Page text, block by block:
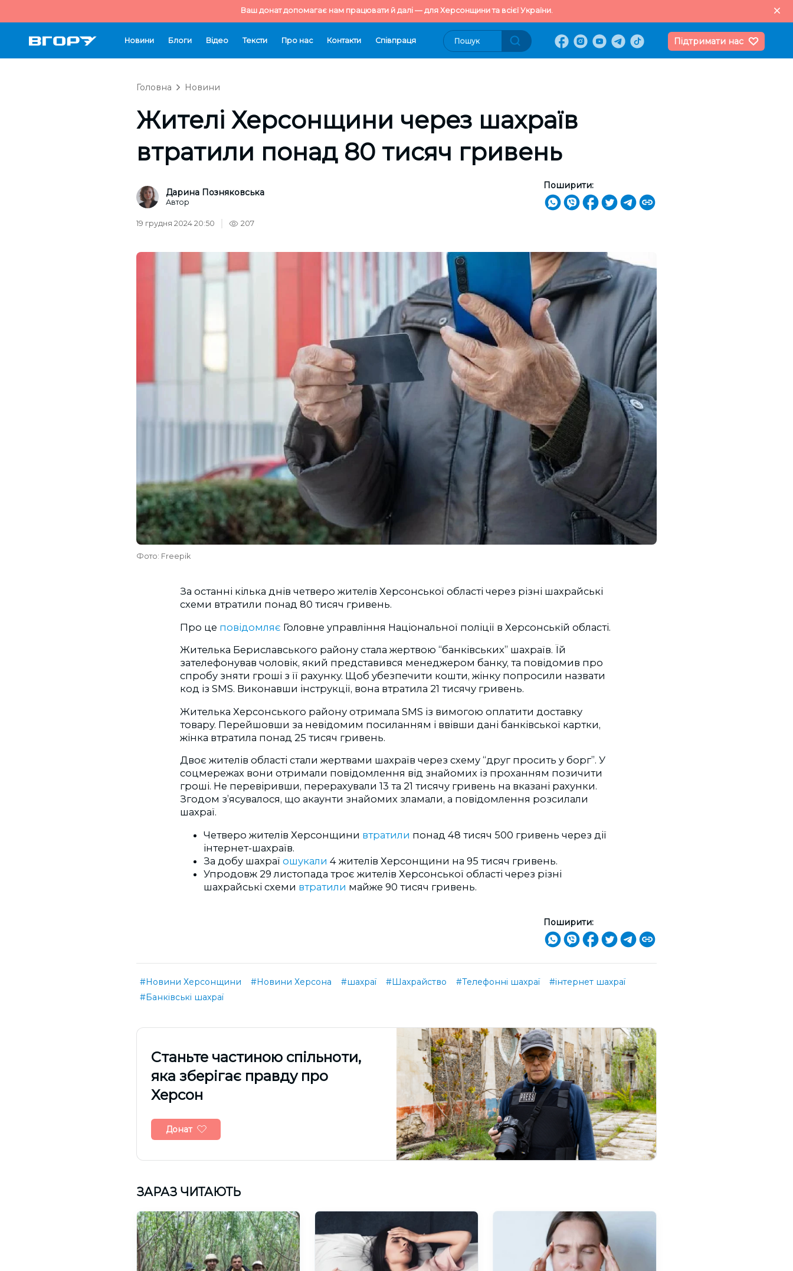
Ваш донат допомагає нам працювати й далі — для Херсонщини та всієї України.
Новини Блоги Відео Тексти Про нас Контакти Cпівпраця Підтримати нас
Головна Новини
Жителі Херсонщини через шахраїв
втратили понад 80 тисяч гривень
Дарина Позняковська
Автор
Поширити:
19 грудня 2024 20:50 207
Фото: Freepik
За останні кілька днів четверо жителів Херсонської області через різні шахрайські
схеми втратили понад 80 тисяч гривень.
Про це повідомляє Головне управління Національної поліції в Херсонській області.
Жителька Бериславського району стала жертвою “банківських” шахраїв. Їй
зателефонував чоловік, який представився менеджером банку, та повідомив про
спробу зняти гроші з її рахунку. Щоб убезпечити кошти, жінку попросили назвати
код із SMS. Виконавши інструкції, вона втратила 21 тисячу гривень.
Жителька Херсонського району отримала SMS із вимогою оплатити доставку
товару. Перейшовши за невідомим посиланням і ввівши дані банківської картки,
жінка втратила понад 25 тисяч гривень.
Двоє жителів області стали жертвами шахраїв через схему “друг просить у борг”. У
соцмережах вони отримали повідомлення від знайомих із проханням позичити
гроші. Не перевіривши, перерахували 13 та 21 тисячу гривень на вказані рахунки.
Згодом з’ясувалося, що акаунти знайомих зламали, а повідомлення розсилали
шахраї.
Четверо жителів Херсонщини втратили понад 48 тисяч 500 гривень через дії
інтернет-шахраїв.
За добу шахраї ошукали 4 жителів Херсонщини на 95 тисяч гривень.
Упродовж 29 листопада троє жителів Херсонської області через різні
шахрайські схеми втратили майже 90 тисяч гривень.
Поширити:
#Новини Херсонщини #Новини Херсона #шахраї #Шахрайство #Телефонні шахраї
#інтернет шахраї
#Банківські шахраї
Cтаньте частиною спільноти,
яка зберігає правду про
Херсон
Донат
ЗАРАЗ ЧИТАЮТЬ